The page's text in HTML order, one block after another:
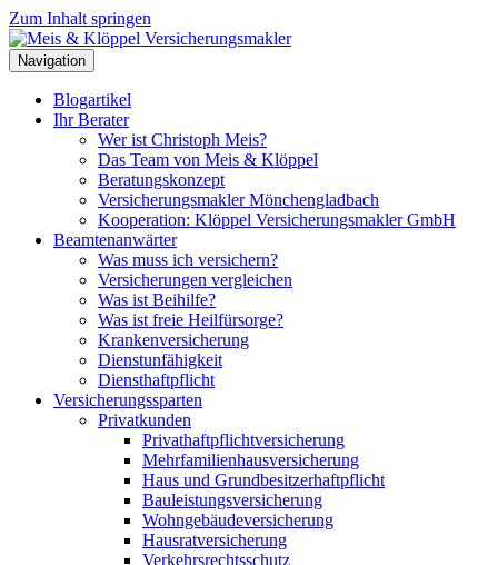
Zum Inhalt springen
Navigation
Blogartikel
Ihr Berater
Wer ist Christoph Meis?
Das Team von Meis & Klöppel
Beratungskonzept
Versicherungsmakler Mönchengladbach
Kooperation: Klöppel Versicherungsmakler GmbH
Beamtenanwärter
Was muss ich versichern?
Versicherungen vergleichen
Was ist Beihilfe?
Was ist freie Heilfürsorge?
Krankenversicherung
Dienstunfähigkeit
Diensthaftpflicht
Versicherungssparten
Privatkunden
Privathaftpflichtversicherung
Mehrfamilienhausversicherung
Haus und Grundbesitzerhaftpflicht
Bauleistungsversicherung
Wohngebäudeversicherung
Hausratversicherung
Verkehrsrechtsschutz